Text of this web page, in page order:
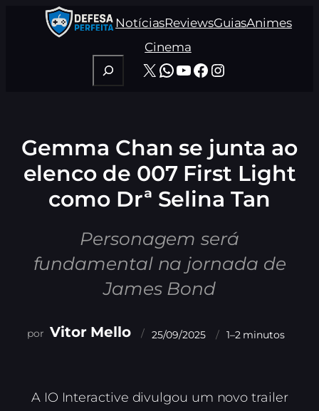
NotíciasReviewsGuiasAnimes
Cinema
Pesquisar
X WhatsApp
Youtube
Facebook
Instagram
Gemma Chan se junta ao
elenco de 007 First Light
como Drª Selina Tan
Personagem será
fundamental na jornada de
James Bond
Vitor Mello 25/09/2025 1–2 minutos
A IO Interactive divulgou um novo trailer